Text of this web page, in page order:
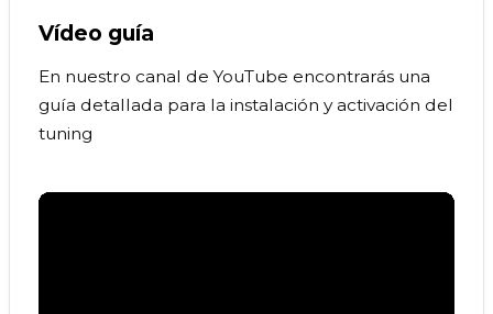
Vídeo guía
En nuestro canal de YouTube encontrarás una
guía detallada para la instalación y activación del
tuning